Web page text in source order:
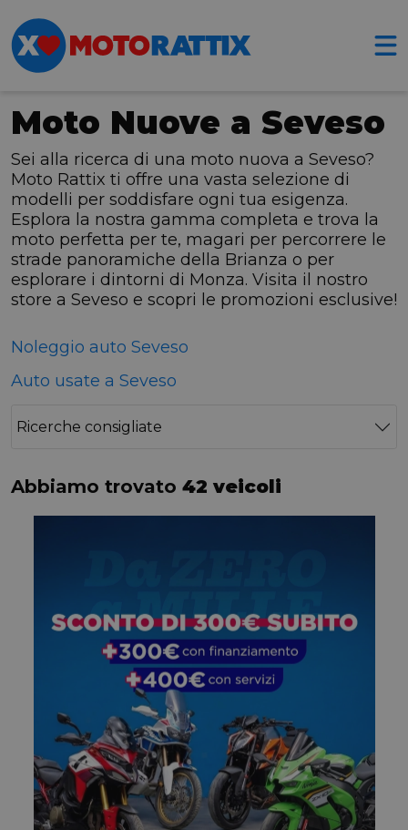
Moto Nuove a Seveso
Sei alla ricerca di una moto nuova a Seveso?
Moto Rattix ti offre una vasta selezione di
modelli per soddisfare ogni tua esigenza.
Esplora la nostra gamma completa e trova la
moto perfetta per te, magari per percorrere le
strade panoramiche della Brianza o per
esplorare i dintorni di Monza. Visita il nostro
store a Seveso e scopri le promozioni esclusive!
Noleggio auto Seveso
Auto usate a Seveso
Ricerche consigliate
Abbiamo trovato 42 veicoli